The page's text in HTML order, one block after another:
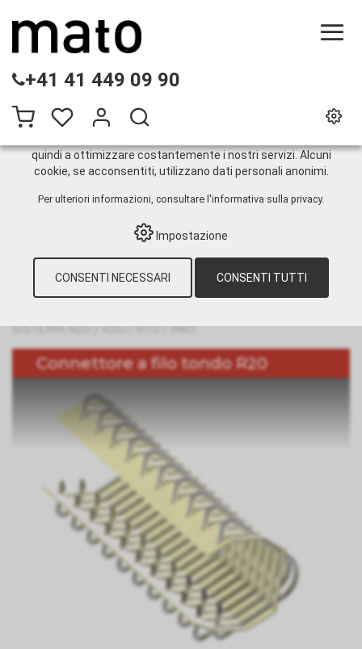
+41 41 449 09 90
Sistema R20 / R30 / R70 /
› E-SHOP › MANUTENZIONE DEI
NASTRI DI TRASPORTO › LIGHT DUTY
SISTEMA R20 / R30 / R70 / R80
Connettore a filo tondo R20
QUESTO SITO WEB UTILIZZA I COOKIE
Sul nostro sito web utilizziamo diversi cookie: alcuni sono
necessari per il corretto funzionamento del sito, altri
consentono di utilizzare più funzionalità, altri ancora ci
quindi a ottimizzare costantemente i nostri servizi. Alcuni
cookie, se acconsentiti, utilizzano dati personali anonimi.
Per ulteriori informazioni, consultare l'informativa sulla privacy.
Impostazione
CONSENTI NECESSARI CONSENTI TUTTI